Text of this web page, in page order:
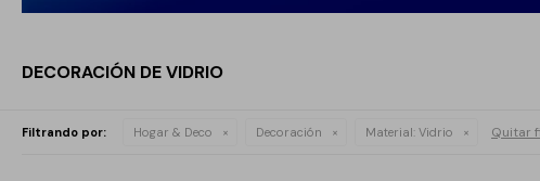
DECORACIÓN DE VIDRIO
Filtrando por: Hogar & Deco Decoración Material: Vidrio Quitar